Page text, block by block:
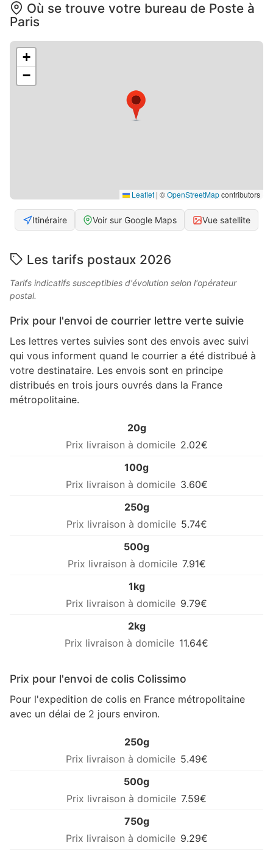
Où se trouve votre bureau de Poste à
Paris
+
−
Leaflet | ©OpenStreetMapcontributors
Itinéraire Voir sur Google Maps Vue satellite
Les tarifs postaux 2026
Tarifs indicatifs susceptibles d'évolution selon l'opérateur
postal.
Prix pour l'envoi de courrier lettre verte suivie
Les lettres vertes suivies sont des envois avec suivi
qui vous informent quand le courrier a été distribué à
votre destinataire. Les envois sont en principe
distribués en trois jours ouvrés dans la France
métropolitaine.
20g
2.02€
100g
3.60€
250g
5.74€
500g
7.91€
1kg
9.79€
2kg
11.64€
Prix pour l'envoi de colis Colissimo
Pour l'expedition de colis en France métropolitaine
avec un délai de 2 jours environ.
250g
5.49€
500g
7.59€
750g
9.29€